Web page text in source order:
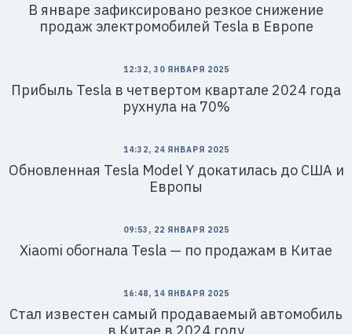
В январе зафиксировано резкое снижение
продаж электромобилей Tesla в Европе
12:32, 30 ЯНВАРЯ 2025
Прибыль Tesla в четвертом квартале 2024 года
рухнула на 70%
14:32, 24 ЯНВАРЯ 2025
Обновленная Tesla Model Y докатилась до США и
Европы
09:53, 22 ЯНВАРЯ 2025
Xiaomi обогнала Tesla — по продажам в Китае
16:48, 14 ЯНВАРЯ 2025
Стал известен самый продаваемый автомобиль